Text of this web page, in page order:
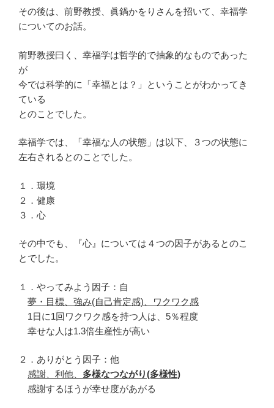
その後は、前野教授、眞鍋かをりさんを招いて、幸福学
についてのお話。
前野教授曰く、幸福学は哲学的で抽象的なものであった
が
今では科学的に「幸福とは？」ということがわかってき
ている
とのことでした。
幸福学では、「幸福な人の状態」は以下、３つの状態に
左右されるとのことでした。
１．環境
２．健康
３．心
その中でも、『心』については４つの因子があるとのこ
とでした。
１．やってみよう因子：自
夢・目標、強み(自己肯定感)、ワクワク感
1日に1回ワクワク感を持つ人は、5％程度
幸せな人は1.3倍生産性が高い
２．ありがとう因子：他
感謝、利他、 多様なつながり(多様性)
感謝するほうが幸せ度があがる